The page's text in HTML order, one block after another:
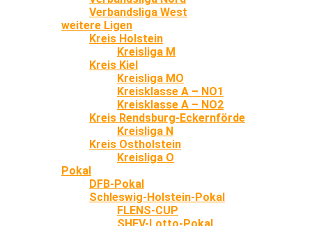
Verbandsliga West
weitere Ligen
Kreis Holstein
Kreisliga M
Kreis Kiel
Kreisliga MO
Kreisklasse A – NO1
Kreisklasse A – NO2
Kreis Rendsburg-Eckernförde
Kreisliga N
Kreis Ostholstein
Kreisliga O
Pokal
DFB-Pokal
Schleswig-Holstein-Pokal
FLENS-CUP
SHFV-Lotto-Pokal